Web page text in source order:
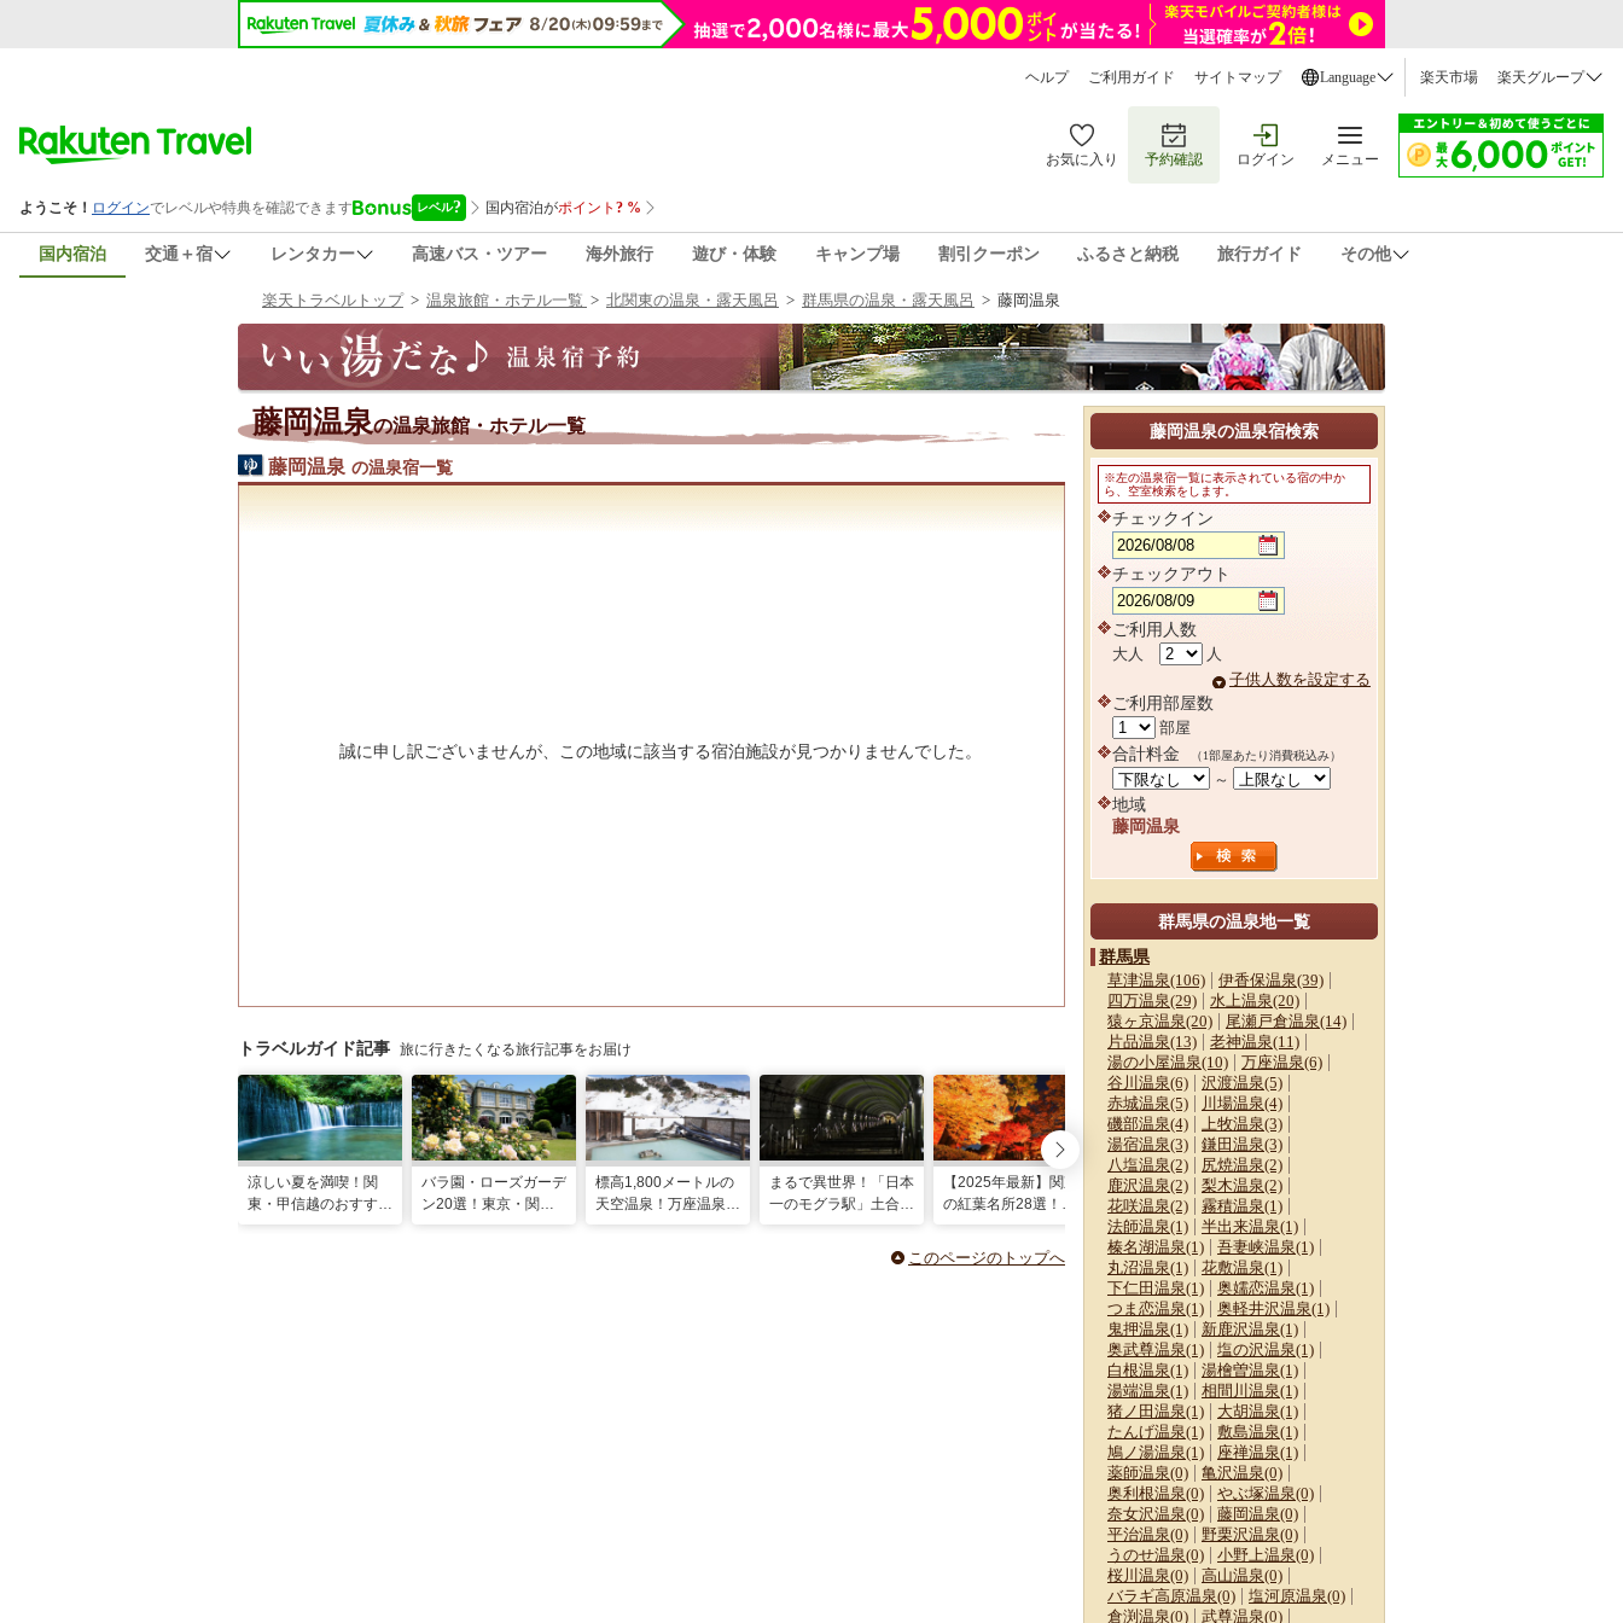
ヘルプ ご利用ガイド サイトマップ Language 楽天市場 楽天グループ
お気に入り 予約確認 ログイン メニュー
国内宿泊 交通＋宿 レンタカー 高速バス・ツアー 海外旅行 遊び・体験 キャンプ場 割引クーポン ふるさと納税 旅行ガイド その他
楽天トラベルトップ> 温泉旅館・ホテル一覧 > 北関東の温泉・露天風呂 > 群馬県の温泉・露天風呂 > 藤岡温泉
藤岡温泉の温泉旅館・ホテル一覧
藤岡温泉 の温泉宿一覧
誠に申し訳ございませんが、この地域に該当する宿泊施設が見つかりませんでした。
トラベルガイド記事 旅に行きたくなる旅行記事をお届け
涼しい夏を満喫！関
東・甲信越のおすすめ
バラ園・ローズガーデ
ン20選！東京・関東
標高1,800メートルの
天空温泉！万座温泉
まるで異世界！「日本
一のモグラ駅」土合駅
【2025年最新】関東
の紅葉名所28選！
アップ情報も
東京・関東のおすすめ
イルミネーション
2025-2026
む群馬県みなかみ町
このページのトップへ
藤岡温泉の温泉宿検索
※左の温泉宿一覧に表示されている宿の中か
ら、空室検索をします。
チェックイン
チェックアウト
ご利用人数
大人
人
子供人数を設定する
ご利用部屋数
部屋
合計料金 （1部屋あたり消費税込み）
～
地域
藤岡温泉
群馬県の温泉地一覧
群馬県
草津温泉(106)
伊香保温泉(39)
四万温泉(29)
水上温泉(20)
猿ヶ京温泉(20)
尾瀬戸倉温泉(14)
片品温泉(13)
老神温泉(11)
湯の小屋温泉(10)
万座温泉(6)
谷川温泉(6)
沢渡温泉(5)
赤城温泉(5)
川場温泉(4)
磯部温泉(4)
上牧温泉(3)
湯宿温泉(3)
鎌田温泉(3)
八塩温泉(2)
尻焼温泉(2)
鹿沢温泉(2)
梨木温泉(2)
花咲温泉(2)
霧積温泉(1)
法師温泉(1)
半出来温泉(1)
榛名湖温泉(1)
吾妻峡温泉(1)
丸沼温泉(1)
花敷温泉(1)
下仁田温泉(1)
奥嬬恋温泉(1)
つま恋温泉(1)
奥軽井沢温泉(1)
鬼押温泉(1)
新鹿沢温泉(1)
奥武尊温泉(1)
塩の沢温泉(1)
白根温泉(1)
湯檜曽温泉(1)
湯端温泉(1)
相間川温泉(1)
猪ノ田温泉(1)
大胡温泉(1)
たんげ温泉(1)
敷島温泉(1)
鳩ノ湯温泉(1)
座禅温泉(1)
薬師温泉(0)
亀沢温泉(0)
奥利根温泉(0)
やぶ塚温泉(0)
奈女沢温泉(0)
藤岡温泉(0)
平治温泉(0)
野栗沢温泉(0)
うのせ温泉(0)
小野上温泉(0)
桜川温泉(0)
高山温泉(0)
バラギ高原温泉(0)
塩河原温泉(0)
倉渕温泉(0)
武尊温泉(0)